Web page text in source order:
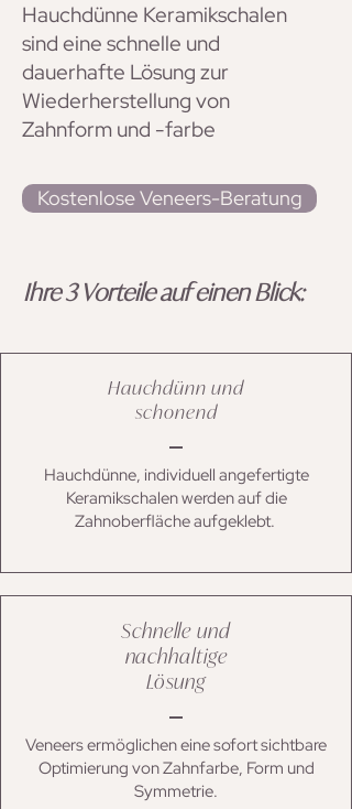
Hauchdünne Keramikschalen
sind eine schnelle und
dauerhafte Lösung zur
Wiederherstellung von
Zahnform und -farbe
Kostenlose Veneers-Beratung
Ihre 3 Vorteile auf einen Blick:
Hauchdünn und
schonend
Hauchdünne, individuell angefertigte
Keramikschalen werden auf die
Zahnoberfläche aufgeklebt.
Schnelle und
nachhaltige
Lösung
Veneers ermöglichen eine sofort sichtbare
Optimierung von Zahnfarbe, Form und
Symmetrie.